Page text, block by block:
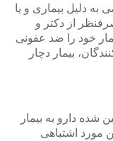
دلیل بیماری و یا
از دکتر و
خود را ضد عفونی
بیمار دچار
شده دارو به بیمار
مورد اشتباهی